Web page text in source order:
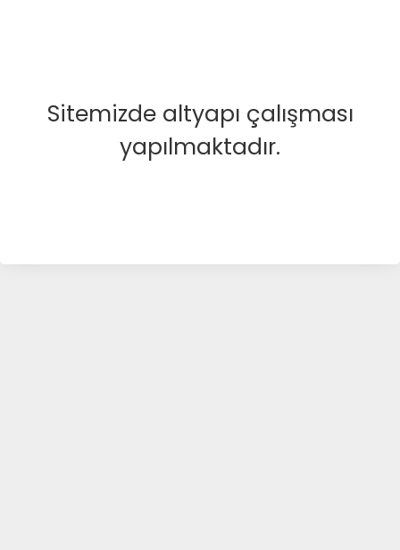
Sitemizde altyapı çalışması
yapılmaktadır.